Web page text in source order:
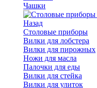
Чашки
Назад
Cтоловые приборы
Вилки для лобстера
Вилки для пирожных
Ножи для масла
Палочки для еды
Вилки для стейка
Вилки для улиток